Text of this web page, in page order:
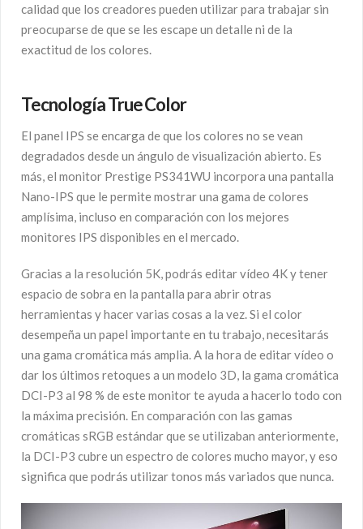
calidad que los creadores pueden utilizar para trabajar sin
preocuparse de que se les escape un detalle ni de la
exactitud de los colores.
Tecnología True Color
El panel IPS se encarga de que los colores no se vean
degradados desde un ángulo de visualización abierto. Es
más, el monitor Prestige PS341WU incorpora una pantalla
Nano-IPS que le permite mostrar una gama de colores
amplísima, incluso en comparación con los mejores
monitores IPS disponibles en el mercado.
Gracias a la resolución 5K, podrás editar vídeo 4K y tener
espacio de sobra en la pantalla para abrir otras
herramientas y hacer varias cosas a la vez. Si el color
desempeña un papel importante en tu trabajo, necesitarás
una gama cromática más amplia. A la hora de editar vídeo o
dar los últimos retoques a un modelo 3D, la gama cromática
DCI-P3 al 98 % de este monitor te ayuda a hacerlo todo con
la máxima precisión. En comparación con las gamas
cromáticas sRGB estándar que se utilizaban anteriormente,
la DCI-P3 cubre un espectro de colores mucho mayor, y eso
significa que podrás utilizar tonos más variados que nunca.